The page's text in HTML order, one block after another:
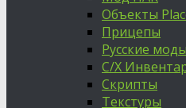
Объекты
Прицепы
Русские моды
С/Х
Скрипты
Текстуры